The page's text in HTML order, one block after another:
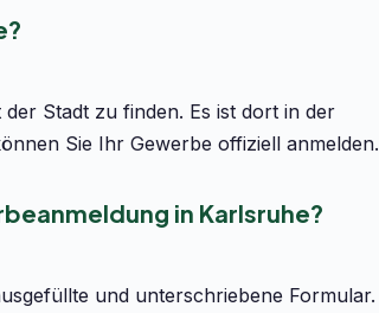
Stadt zu finden. Es ist dort in der
Sie Ihr Gewerbe offiziell anmelden.
in Karlsruhe?
und unterschriebene Formular.